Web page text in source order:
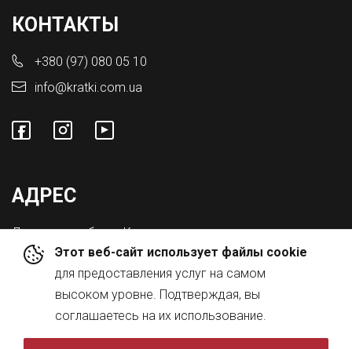
Этот веб-сайт использует файлы cookie
для предоставления услуг на самом
высоком уровне. Подтверждая, вы
соглашаетесь на их использование.
КОНТАКТЫ
+380 (97) 080 05 10
info@kratki.com.ua
АДРЕС
Львовская обл., с. Конопниця,
ул. Городоцкая 8а